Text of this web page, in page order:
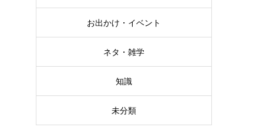
お出かけ・イベント
ネタ・雑学
知識
未分類